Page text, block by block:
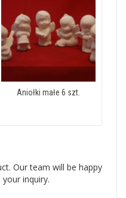
Aniołki małe 6 szt.
Our team will be happy
inquiry.